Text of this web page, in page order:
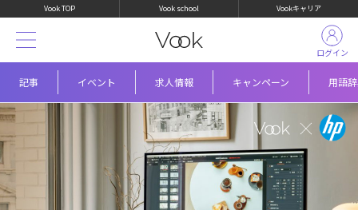
Vook TOP Vook school Vookキャリア
記事 イベント 求人情報 キャンペーン 用語
ログイン